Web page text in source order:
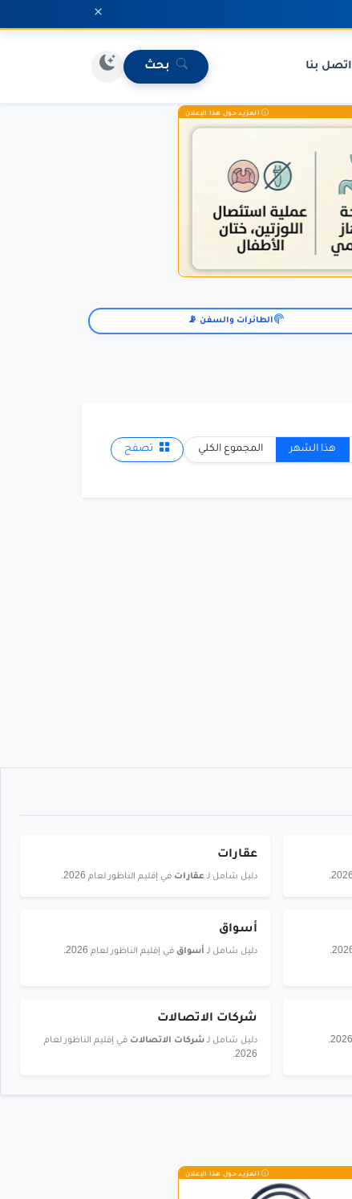
×
اتصل بنا بحث
المزيد حول هذا الإعلان
الطائرات والسفن 📡
هذا الشهر المجموع الكلي تصفح
عقارات
دليل شامل لـعقارات في إقليم الناظور لعام 2026.
أسواق
دليل شامل لـ أسواق في إقليم الناظور لعام 2026.
شركات الاتصالات
دليل شامل لـشركات الاتصالات في إقليم الناظور لعام
2026.
المزيد حول هذا الإعلان